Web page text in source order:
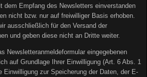
dem Empfang des Newsletters einverstanden
nicht bzw. nur auf freiwilliger Basis erhoben.
ausschließlich für den Versand der
und geben diese nicht an Dritte weiter.
Newsletteranmeldeformular eingegebenen
auf Grundlage Ihrer Einwilligung (Art. 6 Abs. 1
Einwilligung zur Speicherung der Daten, der E-